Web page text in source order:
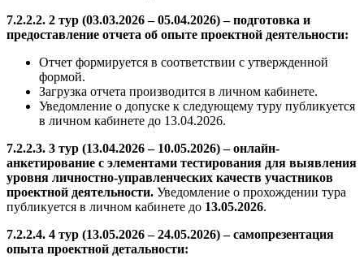
7.2.2.2. 2 тур (03.03.2026 – 05.04.2026) – подготовка и
предоставление отчета об опыте проектной деятельности:
Отчет формируется в соответствии с утвержденной
формой.
Загрузка отчета производится в личном кабинете.
Уведомление о допуске к следующему туру публикуется
в личном кабинете до 13.04.2026.
7.2.2.3. 3 тур (13.04.2026 – 10.05.2026) – онлайн-
анкетирование с элементами тестирования для выявления
уровня личностно-управленческих качеств участников
проектной деятельности. Уведомление о прохождении тура
публикуется в личном кабинете до 13.05.2026.
7.2.2.4. 4 тур (13.05.2026 – 24.05.2026) – самопрезентация
опыта проектной детальности: